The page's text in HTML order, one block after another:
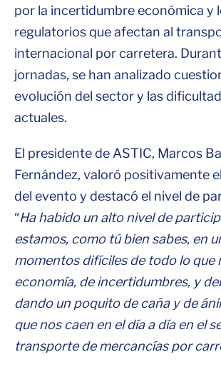
por la incertidumbre económica y
regulatorios que afectan al
internacional por carretera.
jornadas, se han analizado
evolución del sector y las
actuales.
El presidente de ASTIC, Marcos
Fernández, valoró positivamente
del evento y destacó el nivel de
“Ha habido un alto nivel de
estamos, como tú bien sabes, en
momentos difíciles de todo lo que
economía, de incertidumbres, y
dando un poquito de caña y de
que nos caen en el día a día en el
transporte de mercancías por